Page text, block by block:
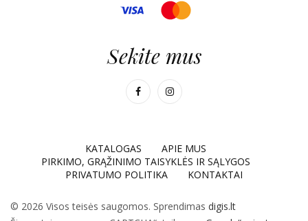
Sekite mus
KATALOGAS
APIE MUS
PIRKIMO, GRĄŽINIMO TAISYKLĖS IR SĄLYGOS
PRIVATUMO POLITIKA
KONTAKTAI
© 2026 Visos teisės saugomos. Sprendimas digis.lt